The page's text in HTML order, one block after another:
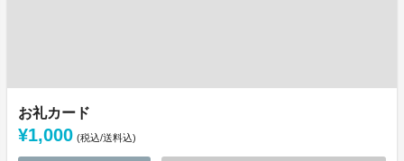
お礼カード
¥1,000 (税込/送料込)